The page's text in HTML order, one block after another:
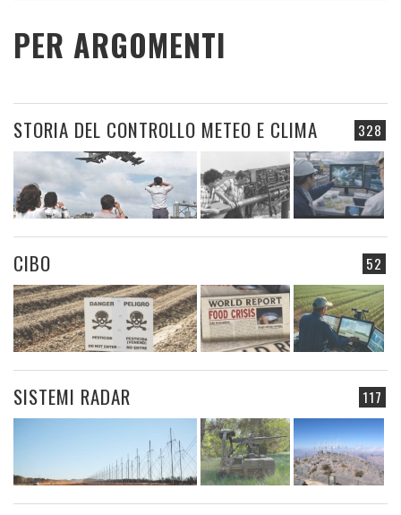
PER ARGOMENTI
328
STORIA DEL CONTROLLO METEO E CLIMA
52
CIBO
117
SISTEMI RADAR